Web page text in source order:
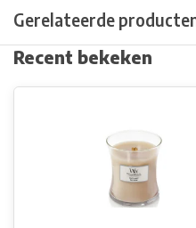
Gerelateerde
Recent bekeken